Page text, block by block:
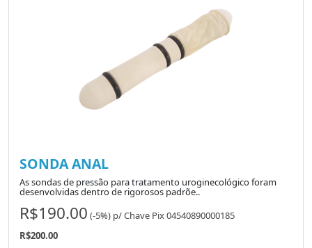
SONDA ANAL
As sondas de pressão para tratamento uroginecológico foram
desenvolvidas dentro de rigorosos padrõe..
R$190.00 (-5%) p/Chave Pix 04540890000185
R$200.00